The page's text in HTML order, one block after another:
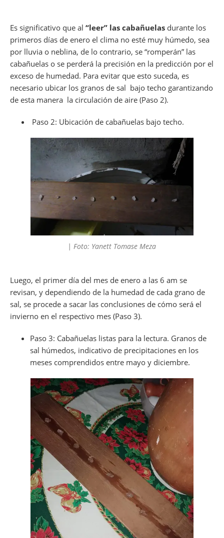
Es significativo que al “leer” las cabañuelas durante los
primeros días de enero el clima no esté muy húmedo, sea
por lluvia o neblina, de lo contrario, se “romperán” las
cabañuelas o se perderá la precisión en la predicción por el
exceso de humedad. Para evitar que esto suceda, es
necesario ubicar los granos de sal bajo techo garantizando
de esta manera la circulación de aire (Paso 2).
Paso 2: Ubicación de cabañuelas bajo techo.
| Foto: Yanett Tomase Meza
Luego, el primer día del mes de enero a las 6 am se
revisan, y dependiendo de la humedad de cada grano de
sal, se procede a sacar las conclusiones de cómo será el
invierno en el respectivo mes (Paso 3).
Paso 3: Cabañuelas listas para la lectura. Granos de
sal húmedos, indicativo de precipitaciones en los
meses comprendidos entre mayo y diciembre.